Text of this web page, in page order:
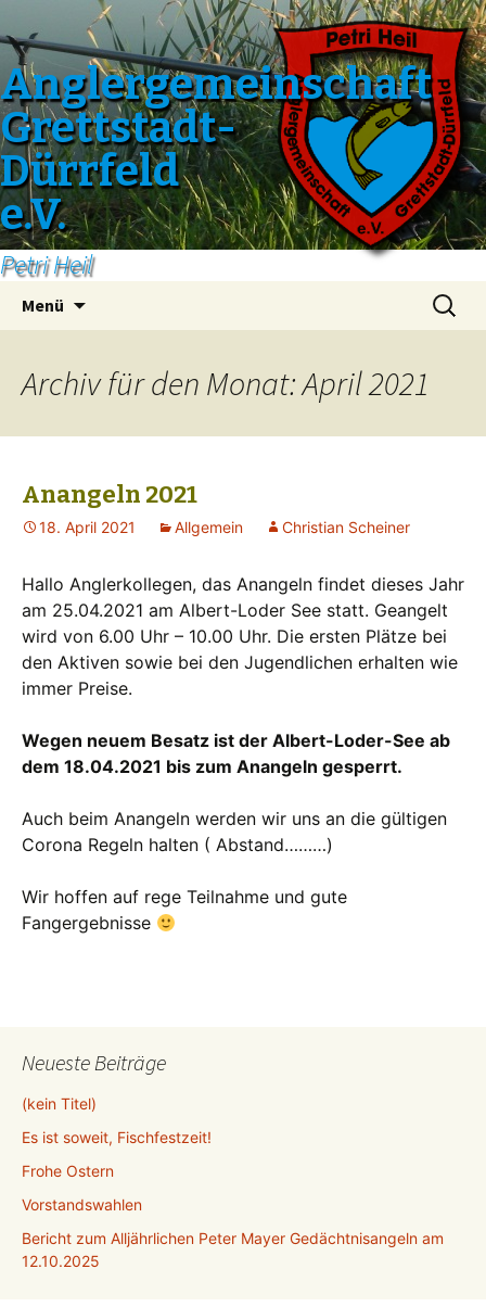
Anglergemeinschaft
Grettstadt-
Dürrfeld
e.V.
Petri Heil
Menü
Suchen
nach:
Archiv für den Monat: April 2021
Anangeln 2021
18. April 2021 Allgemein Christian Scheiner
Hallo Anglerkollegen, das Anangeln findet dieses Jahr
am 25.04.2021 am Albert-Loder See statt. Geangelt
wird von 6.00 Uhr – 10.00 Uhr. Die ersten Plätze bei
den Aktiven sowie bei den Jugendlichen erhalten wie
immer Preise.
Wegen neuem Besatz ist der Albert-Loder-See ab
dem 18.04.2021 bis zum Anangeln gesperrt.
Auch beim Anangeln werden wir uns an die gültigen
Corona Regeln halten ( Abstand………)
Wir hoffen auf rege Teilnahme und gute
Fangergebnisse
Neueste Beiträge
(kein Titel)
Es ist soweit, Fischfestzeit!
Frohe Ostern
Vorstandswahlen
Bericht zum Alljährlichen Peter Mayer Gedächtnisangeln am
12.10.2025